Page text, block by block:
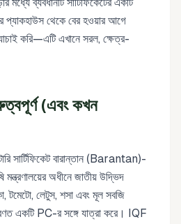
প্যাকহাউস থেকে বের হওয়ার আগে
করি—এটি এখানে সরল, ক্ষেত্র-
(এবং কখন
সার্টিফিকেট বারান্তান (Barantan)-
অধীনে জাতীয় উদ্ভিদ
টমেটো, লেটুস, শসা এবং মূল সবজি
একটি PC-র সঙ্গে যাত্রা করে। IQF